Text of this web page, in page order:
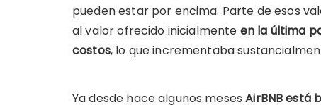
pueden estar por encima. Parte de esos
al valor ofrecido inicialmente en la última
costos, lo que incrementaba
Ya desde hace algunos mesesAirBNB está